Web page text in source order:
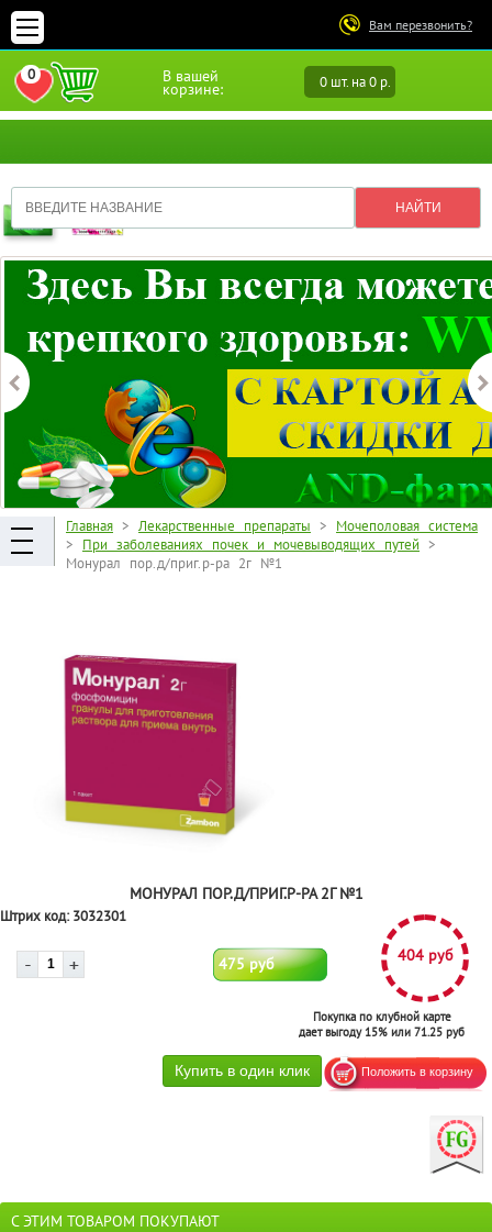
Вам перезвонить?
В вашей
корзине: 0 шт. на 0 р.
0
ПЕРЕЙТИ В ИЗБРАННОЕ
Главная > Лекарственные препараты > Мочеполовая система
> При заболеваниях почек и мочевыводящих путей >
Монурал пор.д/приг.р-ра 2г №1
МОНУРАЛ ПОР.Д/ПРИГ.Р-РА 2Г №1
Штрих код:3032301
475 руб 404 руб
Покупка по клубной карте
дает выгоду 15% или 71.25 руб
С ЭТИМ ТОВАРОМ ПОКУПАЮТ